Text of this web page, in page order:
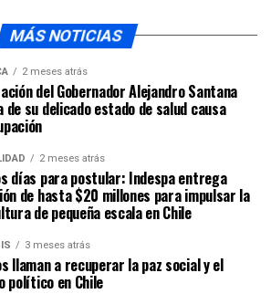
MÁS NOTICIAS
2 meses atrás
del Gobernador Alejandro Santana
de su delicado estado de salud causa
2 meses atrás
días para postular: Indespa entrega
de hasta $20 millones para impulsar la
de pequeña escala en Chile
3 meses atrás
llaman a recuperar la paz social y el
político en Chile